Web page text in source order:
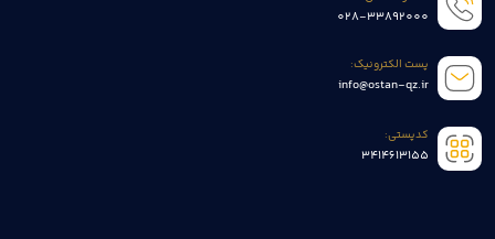
028-33892000
پست الکترونیک:
info@ostan-qz.ir
کدپستی:
3414613155